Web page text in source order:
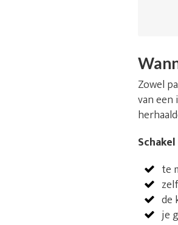
Zowel
van
te
de
je